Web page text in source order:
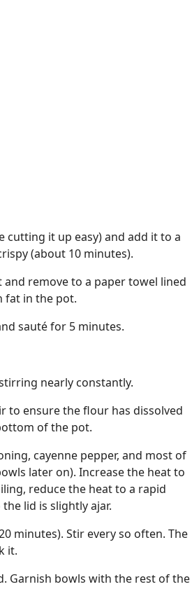
cutting it up easy) and add it to a
(about 10 minutes).
remove to a paper towel lined
fat in the pot.
sauté for 5 minutes.
nearly constantly.
to ensure the flour has dissolved
of the pot.
cayenne pepper, and most of
later on). Increase the heat to
reduce the heat to a rapid
lid is slightly ajar.
minutes). Stir every so often. The
it.
Garnish bowls with the rest of the